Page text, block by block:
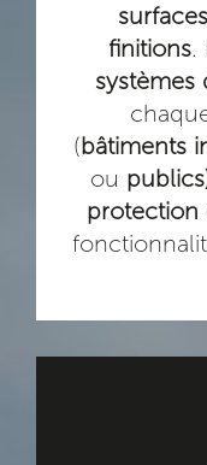
surfaces
finitions.
systèmes
(bâtiments
ou
protection